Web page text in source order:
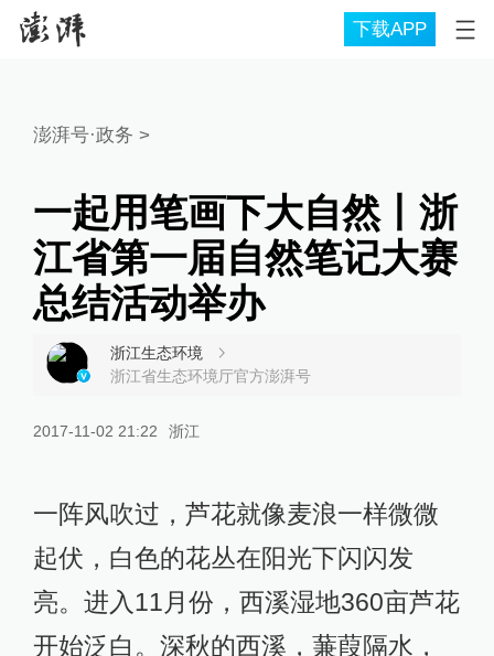
下载APP
澎湃号·政务 >
一起用笔画下大自然丨浙
江省第一届自然笔记大赛
总结活动举办
浙江生态环境
浙江省生态环境厅官方澎湃号
2017-11-02 21:22 浙江
一阵风吹过，芦花就像麦浪一样微微
起伏，白色的花丛在阳光下闪闪发
亮。进入11月份，西溪湿地360亩芦花
开始泛白。深秋的西溪，蒹葭隔水，